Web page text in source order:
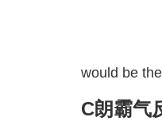
would be the
C朗霸气